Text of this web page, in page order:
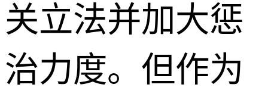
关立法并加大惩
治力度。但作为